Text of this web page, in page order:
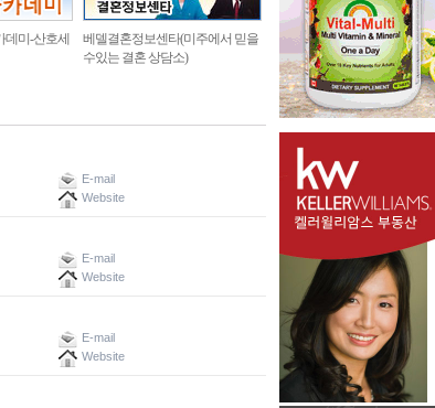
데미-산호세
베델결혼정보센타(미주에서 믿을
수있는 결혼 상담소)
E-mail
Website
E-mail
Website
E-mail
Website